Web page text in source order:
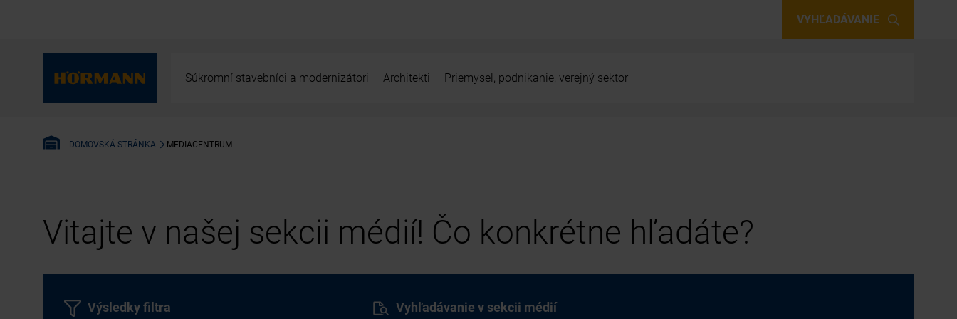
VYHĽADÁVANIE
Súkromní stavebníci a modernizátori Architekti Priemysel, podnikanie, verejný sektor
DOMOVSKÁ STRÁNKA MEDIACENTRUM
Vitajte v našej sekcii médií! Čo konkrétne hľadáte?
Vyhľadávanie v sekcii médií
Výsledky filtra